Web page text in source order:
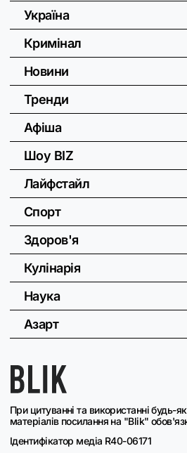
При цитуванні та використанні будь-
матеріалів посилання на "Blik"
Ідентифікатор медіа R40-06171
Україна
Кримінал
Новини
Тренди
Афіша
Шоу BIZ
Лайфстайл
Спорт
Здоров'я
Кулінарія
Наука
Азарт